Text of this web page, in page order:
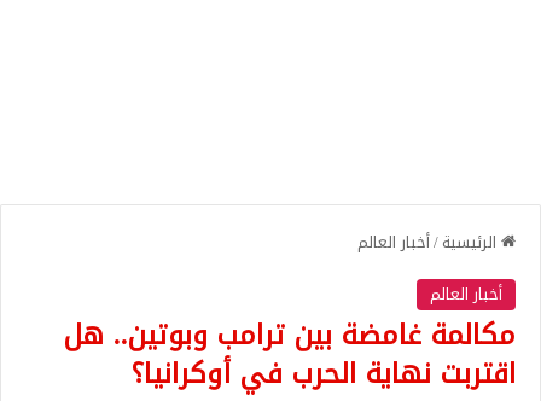
الرئيسية/أخبار العالم
أخبار العالم
مكالمة غامضة بين ترامب وبوتين.. هل
اقتربت نهاية الحرب في أوكرانيا؟